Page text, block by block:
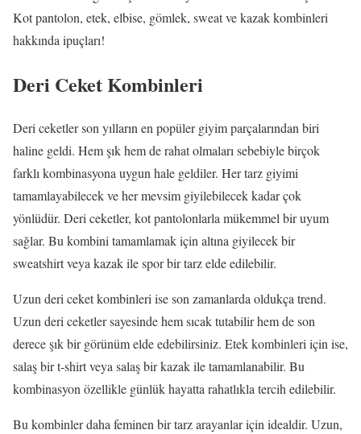
Kot pantolon, etek, elbise, gömlek, sweat ve kazak kombinleri
hakkında ipuçları!
Deri Ceket Kombinleri
Deri ceketler son yılların en popüler giyim parçalarından biri
haline geldi. Hem şık hem de rahat olmaları sebebiyle birçok
farklı kombinasyona uygun hale geldiler. Her tarz giyimi
tamamlayabilecek ve her mevsim giyilebilecek kadar çok
yönlüdür. Deri ceketler, kot pantolonlarla mükemmel bir uyum
sağlar. Bu kombini tamamlamak için altına giyilecek bir
sweatshirt veya kazak ile spor bir tarz elde edilebilir.
Uzun deri ceket kombinleri ise son zamanlarda oldukça trend.
Uzun deri ceketler sayesinde hem sıcak tutabilir hem de son
derece şık bir görünüm elde edebilirsiniz. Etek kombinleri için ise,
salaş bir t-shirt veya salaş bir kazak ile tamamlanabilir. Bu
kombinasyon özellikle günlük hayatta rahatlıkla tercih edilebilir.
Bu kombinler daha feminen bir tarz arayanlar için idealdir. Uzun,